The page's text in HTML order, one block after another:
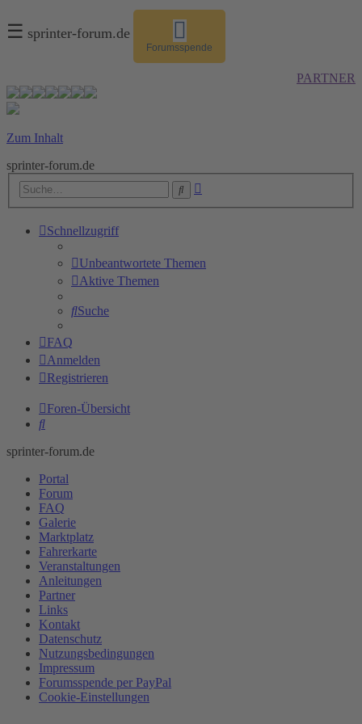
☰ sprinter-forum.de
Forumsspende
PARTNER
Zum Inhalt
sprinter-forum.de
Suche
Schnellzugriff
Unbeantwortete Themen
Aktive Themen
Suche
FAQ
Anmelden
Registrieren
Foren-Übersicht
Suche
sprinter-forum.de
Portal
Forum
FAQ
Galerie
Marktplatz
Fahrerkarte
Veranstaltungen
Anleitungen
Partner
Links
Kontakt
Datenschutz
Nutzungsbedingungen
Impressum
Forumsspende per PayPal
Cookie-Einstellungen